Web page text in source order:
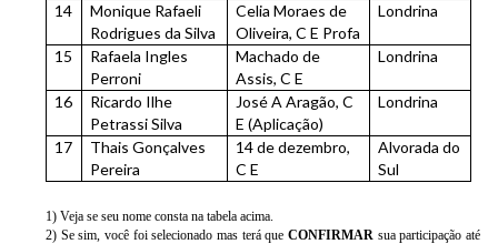
14
Monique Rafaeli
Rodrigues da Silva
Celia Moraes de
Oliveira, C E Profa
Londrina
15
Rafaela Ingles
Perroni
Machado de
Assis, C E
Londrina
16
Ricardo Ilhe
Petrassi Silva
José A Aragão, C
E (Aplicação)
Londrina
17
Thais Gonçalves
Pereira
14 de dezembro,
C E
Alvorada do
Sul
1) Veja se seu nome consta na tabela acima.
2) Se sim, você foi selecionado mas terá que CONFIRMAR sua participação até